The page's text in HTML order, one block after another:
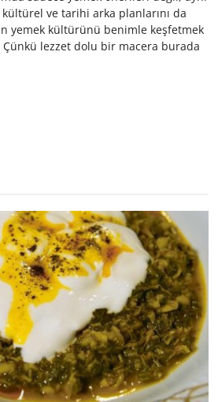
ve tarihi arka planlarını da
yemek kültürünü benimle keşfetmek
lezzet dolu bir macera burada